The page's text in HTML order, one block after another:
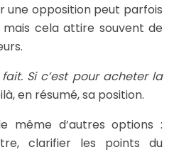
une opposition peut parfois
cela attire souvent de
Si c’est pour acheter la
en résumé, sa position.
même d’autres options :
clarifier les points du